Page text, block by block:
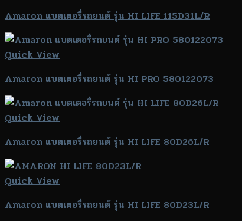
Amaron แบตเตอรี่รถยนต์ รุ่น HI LIFE 115D31L/R
Quick View
Amaron แบตเตอรี่รถยนต์ รุ่น HI PRO 580122073
Quick View
Amaron แบตเตอรี่รถยนต์ รุ่น HI LIFE 80D26L/R
Quick View
Amaron แบตเตอรี่รถยนต์ รุ่น HI LIFE 80D23L/R